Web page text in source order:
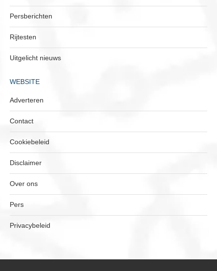
Persberichten
Rijtesten
Uitgelicht nieuws
WEBSITE
Adverteren
Contact
Cookiebeleid
Disclaimer
Over ons
Pers
Privacybeleid